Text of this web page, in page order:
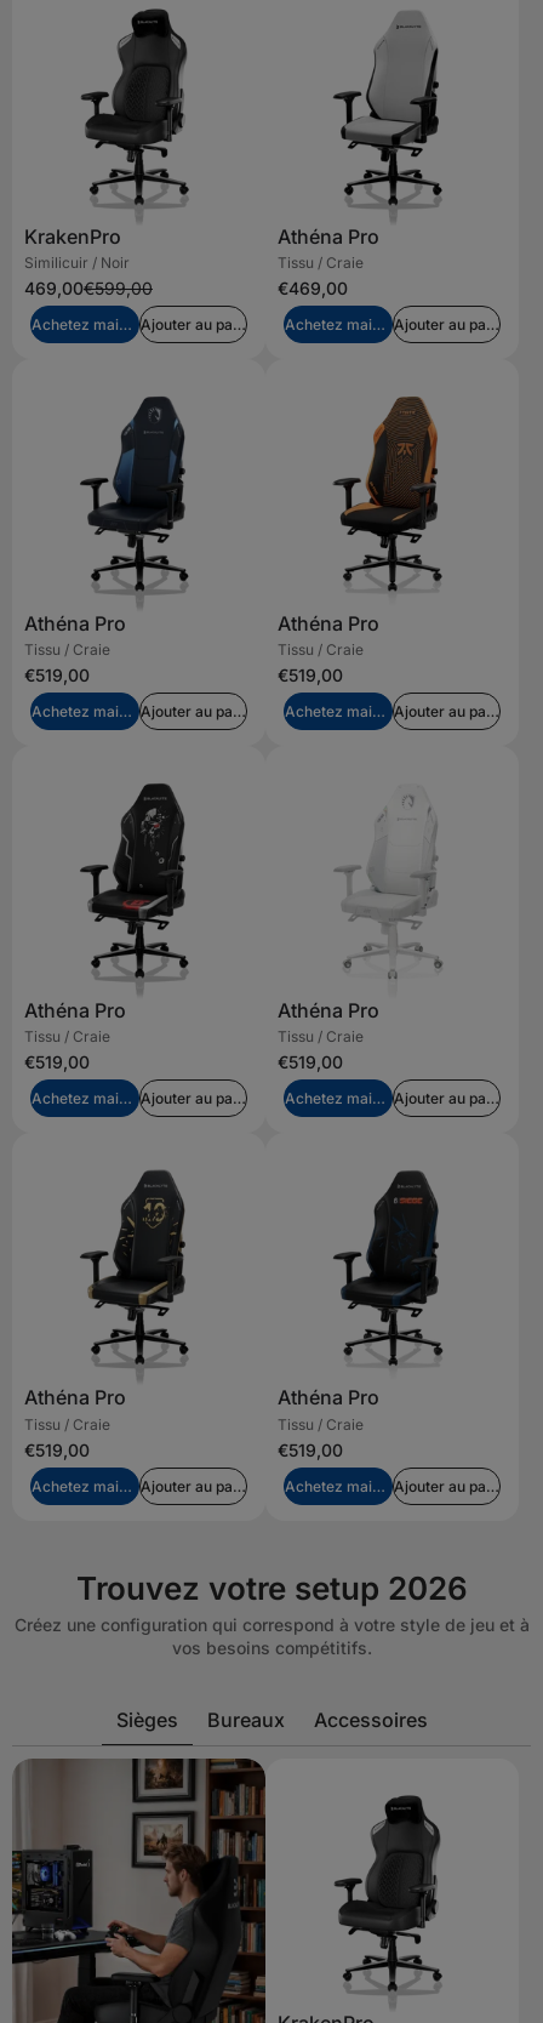
KrakenPro
Similicuir / Noir
469,00€599,00
Achetez maintenant Ajouter au panier
Athéna Pro
Tissu / Craie
€469,00
Achetez maintenant Ajouter au panier
Athéna Pro
Tissu / Craie
€519,00
Achetez maintenant Ajouter au panier
Athéna Pro
Tissu / Craie
€519,00
Achetez maintenant Ajouter au panier
Athéna Pro
Tissu / Craie
€519,00
Achetez maintenant Ajouter au panier
Athéna Pro
Tissu / Craie
€519,00
Achetez maintenant Ajouter au panier
Athéna Pro
Tissu / Craie
€519,00
Achetez maintenant Ajouter au panier
Athéna Pro
Tissu / Craie
€519,00
Achetez maintenant Ajouter au panier
Trouvez votre setup 2026
Créez une configuration qui correspond à votre style de jeu et à
vos besoins compétitifs.
Sièges Bureaux Accessoires